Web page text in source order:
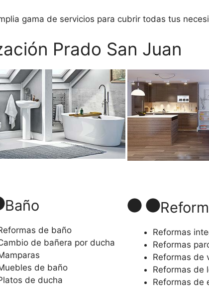
gama de servicios para cubrir todas tus
Prado San Juan
Baño
de baño
de bañera por ducha
de baño
de ducha
Reformas
Reformas
Reformas de
Reformas de
Reformas de